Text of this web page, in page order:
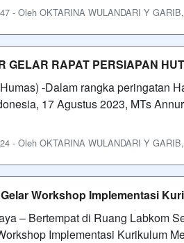
- Oleh OKTARINA WULANDARI Y
GELAR RAPAT PERSIAPAN
-Dalam rangka peringatan
17 Agustus 2023, MTs
- Oleh OKTARINA WULANDARI Y
Workshop Implementasi
– Bertempat di Ruang Labkom
Implementasi Kurikulum